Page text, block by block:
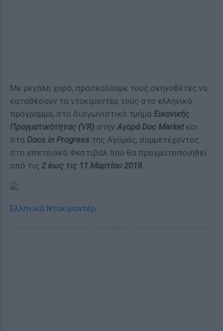
Με μεγάλη χαρά, προσκαλούμε τους σκηνοθέτες να
καταθέσουν τα ντοκιμαντέρ τους στο ελληνικό
πρόγραμμα, στο διαγωνιστικό τμήμα Εικονικής
Πραγματικότητας (VR) στηνΑγορά Doc Market και
στα Docs in Progress της Αγοράς, συμμετέχοντας
στο επετειακό Φεστιβάλ που θα πραγματοποιηθεί
από τις 2 έως τις 11 Μαρτίου 2018.
Ελληνικά Ντοκιμαντέρ